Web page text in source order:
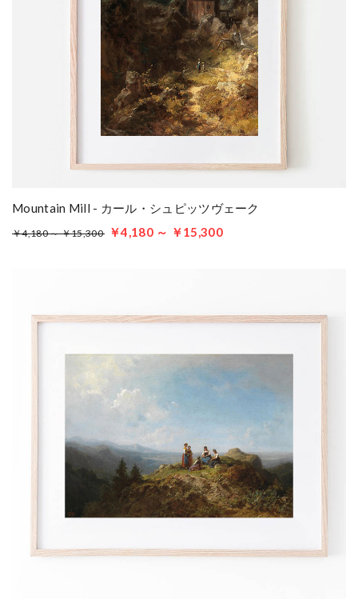
Mountain Mill - カール・シュピッツヴェーク
￥4,180 ～ ￥15,300 ￥4,180 ～ ￥15,300